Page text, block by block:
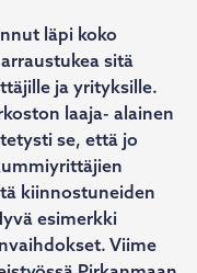
läpi koko
sitä
ja yrityksille.
laaja- alainen
se, että jo
kiinnostuneiden
esimerkki
Viime